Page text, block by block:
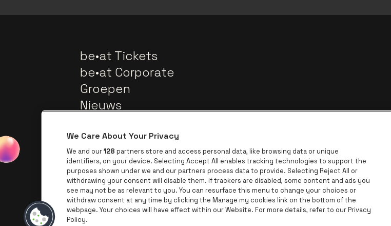
be•at Tickets
be•at Corporate
Groepen
Nieuws
BNP
Ga naar de website van AFAS Software logo
Ga naar de website van EuropcarGa naar de website van Trixxo
We Care About Your Privacy
We and our128 partners store and access personal data, like browsing data or unique
identifiers, on your device. Selecting Accept All enables tracking technologies to support the
purposes shown under we and our partners process data to provide. Selecting Reject All or
withdrawing your consent will disable them. If trackers are disabled, some content and ads you
see may not be as relevant to you. You can resurface this menu to change your choices or
withdraw consent at any time by clicking the Manage my cookies link on the bottom of the
webpage. Your choices will have effect within our Website. For more details, refer to our Privacy
Policy.